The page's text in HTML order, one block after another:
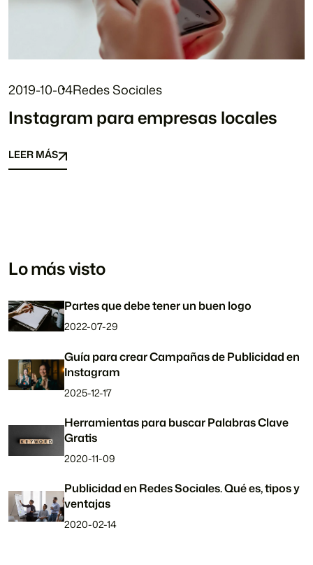
2019-10-04Redes Sociales
Instagram para empresas locales
LEER MÁS
LEER MÁS
Lo más visto
Partes que debe tener un buen logo
2022-07-29
Guía para crear Campañas de Publicidad en
Instagram
2025-12-17
Herramientas para buscar Palabras Clave
Gratis
2020-11-09
Publicidad en Redes Sociales. Qué es, tipos y
ventajas
2020-02-14